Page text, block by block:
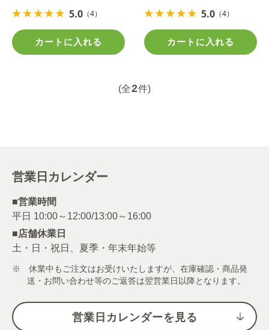
5.0 （4）
カートに入れる
5.0 （4）
カートに入れる
(全2件)
営業日カレンダー
■営業時間
■店舗休業日
土・日・祝日、夏季・年末年始等
※ 休業中もご注文はお受けいたしますが、在庫確認・商品発
送・お問い合わせ等のご返答は翌営業日以降となります。
営業日カレンダーを見る